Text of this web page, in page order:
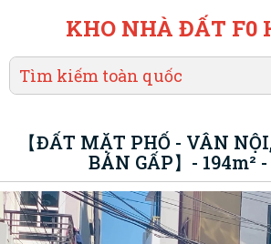
KHO NHÀ ĐẤT F0
【ĐẤT MẶT PHỐ - VÂN
BÁN GẤP】- 194m²